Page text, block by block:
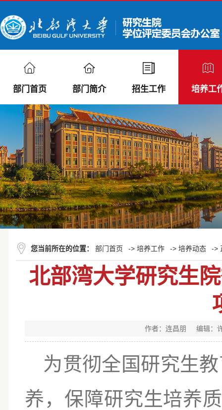
部门首页 部门简介 招生工作 培养工
您当前所在的位置： 部门首页 -> 培养工作 -> 培养动态 ->
北部湾大学研究生
作者：连昌朋 编辑：
为贯彻全国研究生
养，保障研究生培养